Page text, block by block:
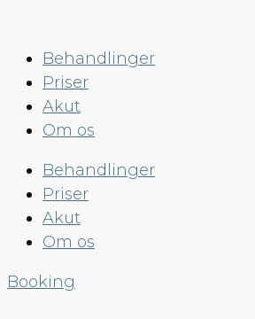
indholdBehandlinger
Priser
Akut
Om os
Behandlinger
Priser
Akut
Om os
Booking